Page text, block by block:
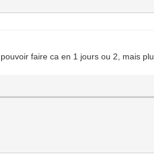
faire ca en 1 jours ou 2, mais